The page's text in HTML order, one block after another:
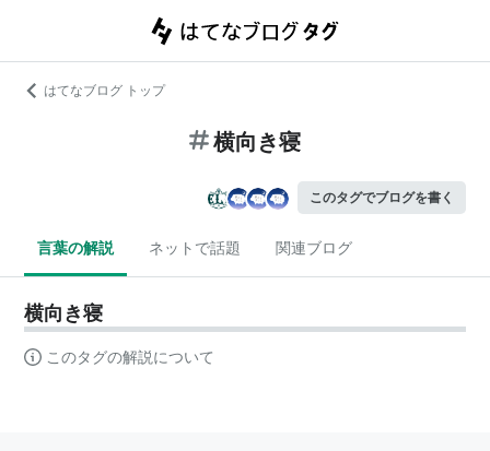
はてなブログ トップ
横向き寝
このタグでブログを書く
言葉の解説 ネットで話題 関連ブログ
横向き寝
このタグの解説について